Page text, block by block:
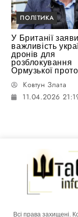
ПОЛІТИКА
У Британії
важливість
дронів для
розблокування
Ормузької
Ковтун Злата
11.04.2026
Всі права захищені.